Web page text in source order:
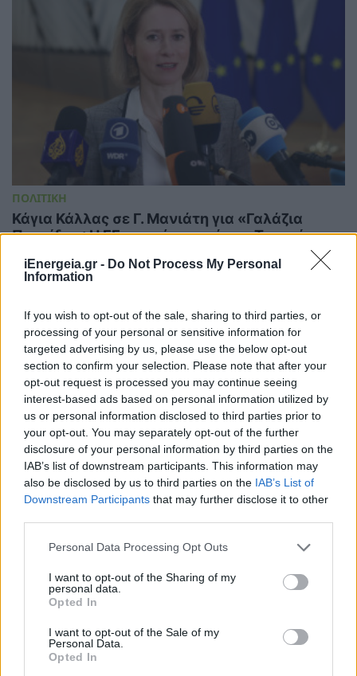
iEnergeia.gr - Do Not Process My Personal
Information
If you wish to opt-out of the sale, sharing to third parties, or
processing of your personal or sensitive information for
targeted advertising by us, please use the below opt-out
section to confirm your selection. Please note that after your
opt-out request is processed you may continue seeing
interest-based ads based on personal information utilized by
us or personal information disclosed to third parties prior to
your opt-out. You may separately opt-out of the further
disclosure of your personal information by third parties on the
IAB’s list of downstream participants. This information may
also be disclosed by us to third parties on the IAB’s List of
Downstream Participants that may further disclose it to other
Personal Data Processing Opt Outs
I want to opt-out of the Sharing of my
personal data.
Opted In
I want to opt-out of the Sale of my
Personal Data.
Opted In
ΠΟΛΙΤΙΚΗ
Κάγια Κάλλας σε Γ. Μανιάτη για «Γαλάζια
Πατρίδα»: Η ΕΕ αναμένει από την Τουρκία να
κρατών μελών
ΠΕΡΙΒΑΛΛΟΝ
Η Νότια Ευρώπη φλέγεται, ενώ οι ηγέτες της
ΕΕ αποδυναμώνουν τη φυσική μας ασπίδα
04/08/2026 - 14:40